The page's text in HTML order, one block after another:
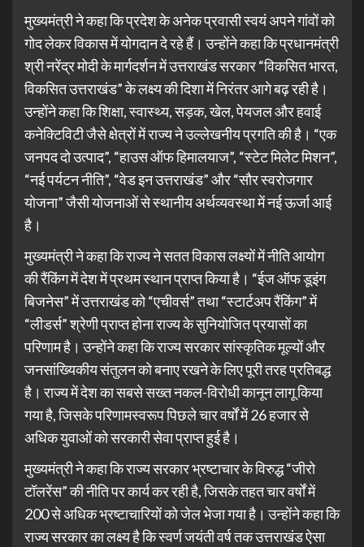
मुख्यमंत्री ने कहा कि प्रदेश के अनेक प्रवासी स्वयं अपने गांवों को
गोद लेकर विकास में योगदान दे रहे हैं। उन्होंने कहा कि प्रधानमंत्री
श्री नरेंद्र मोदी के मार्गदर्शन में उत्तराखंड सरकार “विकसित भारत,
विकसित उत्तराखंड” के लक्ष्य की दिशा में निरंतर आगे बढ़ रही है।
उन्होंने कहा कि शिक्षा, स्वास्थ्य, सड़क, खेल, पेयजल और हवाई
कनेक्टिविटी जैसे क्षेत्रों में राज्य ने उल्लेखनीय प्रगति की है। “एक
जनपद दो उत्पाद”, “हाउस ऑफ हिमालयाज”, “स्टेट मिलेट मिशन”,
“नई पर्यटन नीति”, “वेड इन उत्तराखंड” और “सौर स्वरोजगार
योजना” जैसी योजनाओं से स्थानीय अर्थव्यवस्था में नई ऊर्जा आई
है।
मुख्यमंत्री ने कहा कि राज्य ने सतत विकास लक्ष्यों में नीति आयोग
की रैंकिंग में देश में प्रथम स्थान प्राप्त किया है। “ईज ऑफ डूइंग
बिजनेस” में उत्तराखंड को “एचीवर्स” तथा “स्टार्टअप रैंकिंग” में
“लीडर्स” श्रेणी प्राप्त होना राज्य के सुनियोजित प्रयासों का
परिणाम है। उन्होंने कहा कि राज्य सरकार सांस्कृतिक मूल्यों और
जनसांख्यिकीय संतुलन को बनाए रखने के लिए पूरी तरह प्रतिबद्ध
है। राज्य में देश का सबसे सख्त नकल-विरोधी कानून लागू किया
गया है, जिसके परिणामस्वरूप पिछले चार वर्षों में 26 हजार से
अधिक युवाओं को सरकारी सेवा प्राप्त हुई है।
मुख्यमंत्री ने कहा कि राज्य सरकार भ्रष्टाचार के विरुद्ध “जीरो
टॉलरेंस” की नीति पर कार्य कर रही है, जिसके तहत चार वर्षों में
200 से अधिक भ्रष्टाचारियों को जेल भेजा गया है। उन्होंने कहा कि
राज्य सरकार का लक्ष्य है कि स्वर्ण जयंती वर्ष तक उत्तराखंड ऐसा